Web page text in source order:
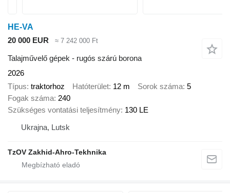
HE-VA
20 000 EUR
≈ 7 242 000 Ft
Talajművelő gépek - rugós szárú borona
2026
Típus traktorhoz Hatóterület 12 m Sorok száma 5
Fogak száma 240
Szükséges vontatási teljesítmény 130 LE
Ukrajna, Lutsk
TzOV Zakhid-Ahro-Tekhnika